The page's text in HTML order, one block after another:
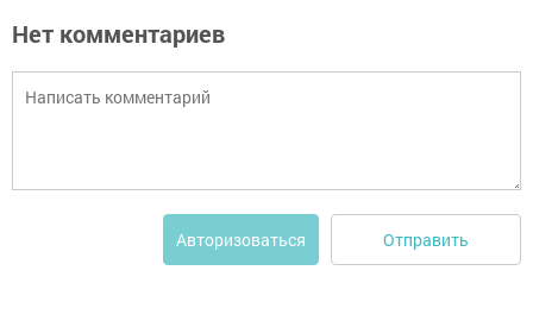
Нет комментариев
Авторизоваться Отправить